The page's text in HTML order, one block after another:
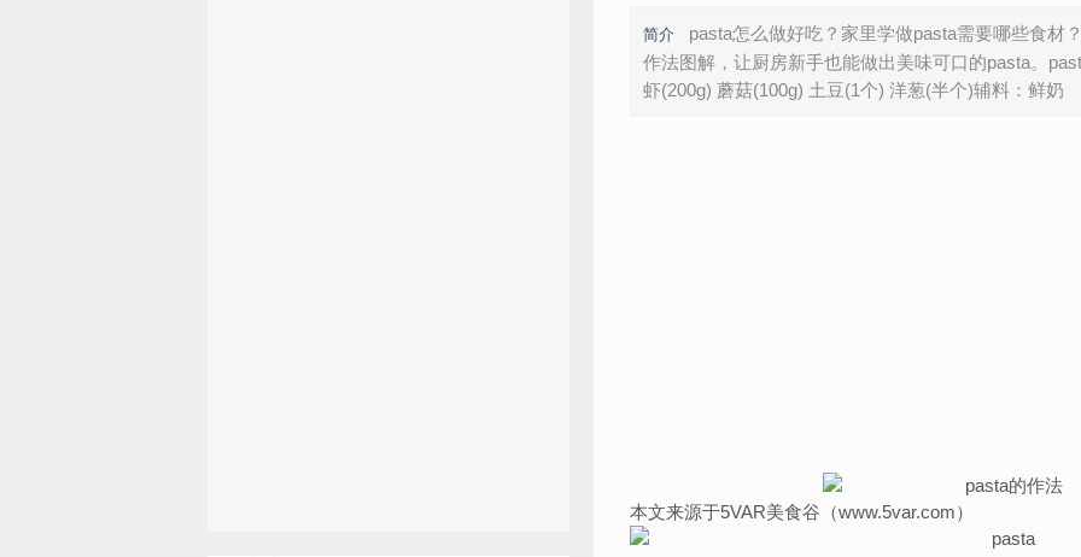
简介
pasta怎么做好吃？家里学做pasta需要哪些食材
作法图解，让厨房新手也能做出美味可口的pasta。
虾(200g) 蘑菇(100g) 土豆(1个) 洋葱(半个)辅料：鲜奶
本文来源于5VAR美食谷（www.5var.com）